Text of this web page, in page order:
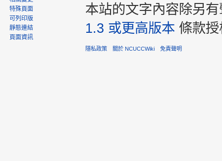
特殊頁面
可列印版
靜態連結
頁面資訊
本站的文字內容除另
1.3 或更高版本 條款
隱私政策 關於 NCUCCWiki 免責聲明